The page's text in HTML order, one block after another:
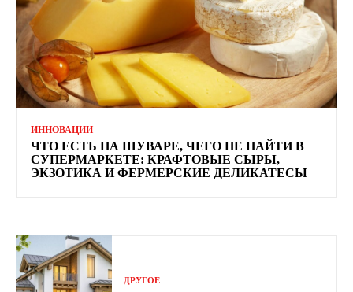
ИННОВАЦИИ
ЧТО ЕСТЬ НА ШУВАРЕ, ЧЕГО НЕ НАЙТИ В
СУПЕРМАРКЕТЕ: КРАФТОВЫЕ СЫРЫ,
ЭКЗОТИКА И ФЕРМЕРСКИЕ ДЕЛИКАТЕСЫ
ДРУГОЕ